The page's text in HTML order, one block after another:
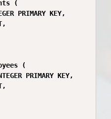
(
PRIMARY KEY,
(
PRIMARY KEY,